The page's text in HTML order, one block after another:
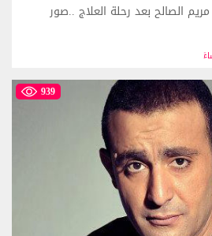
الصالح بعد رحلة العلاج ..صور
939